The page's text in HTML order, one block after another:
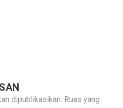
dipublikasikan. Ruas yang